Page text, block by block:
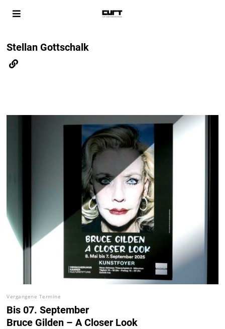
Stellan Gottschalk
Vergangene Termine
Bis 07. September
Bruce Gilden – A Closer Look